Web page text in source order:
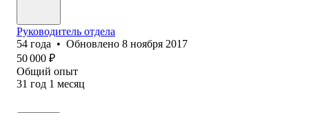
Руководитель отдела
54 года • Обновлено 8 ноября 2017
50 000 ₽
Общий опыт
31 год 1 месяц